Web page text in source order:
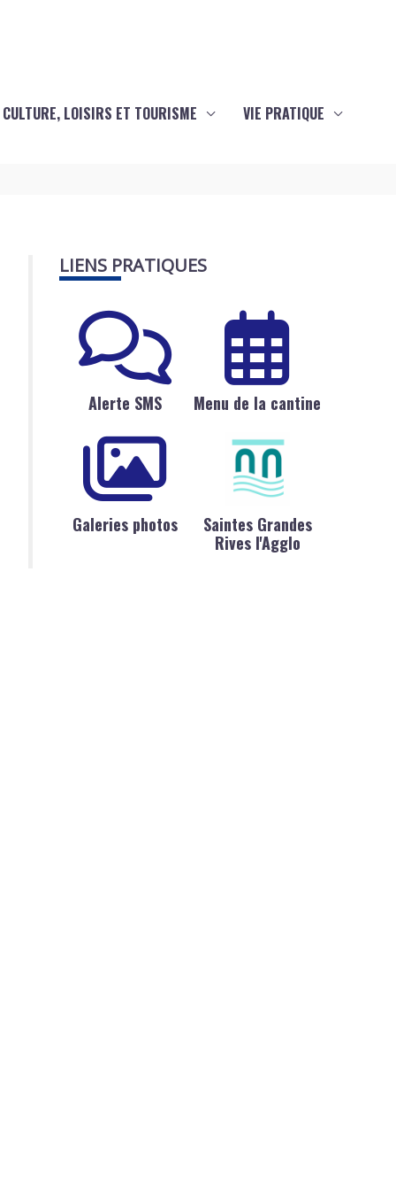
CULTURE, LOISIRS ET TOURISME VIE PRATIQUE
LIENS PRATIQUES
Alerte SMS Menu de la cantine
Galeries photos
Saintes Grandes
Rives l'Agglo